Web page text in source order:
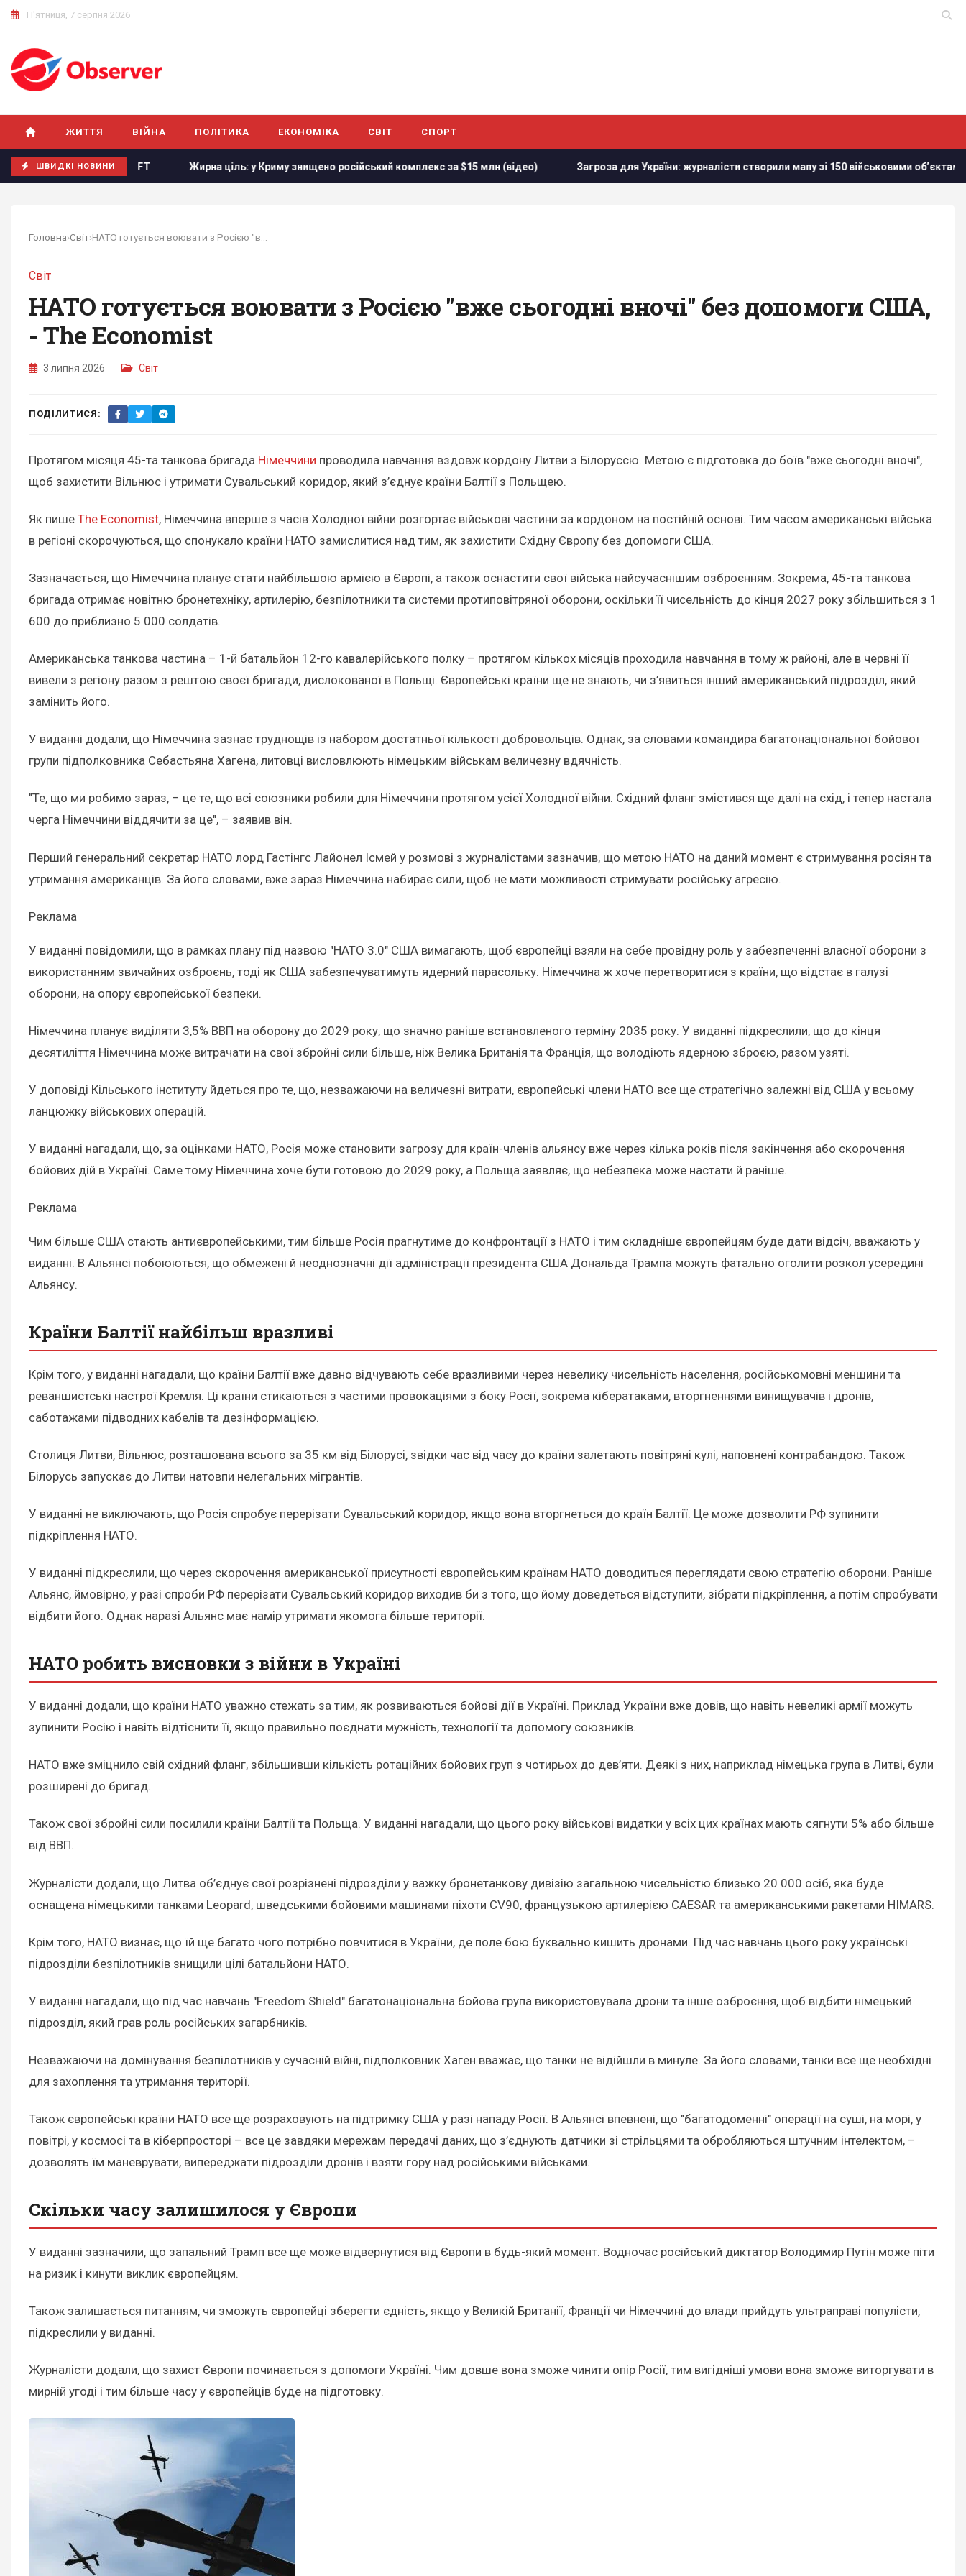
П'ятниця, 7 серпня 2026
ЖИТТЯ ВІЙНА ПОЛІТИКА ЕКОНОМІКА СВІТ СПОРТ
ШВИДКІ НОВИНИ
членів, - FT Жирна ціль: у Криму знищено російський комплекс за $15 млн (відео) Загроза для України: журналісти створили мапу зі 150 військовими обʼєктам в Білорусі
Головна›Світ›
Світ
НАТО готується воювати з Росією "вже сьогодні вночі" без допомоги США,
- The Economist
3 липня 2026 Світ
ПОДІЛИТИСЯ:
Протягом місяця 45-та танкова бригада Німеччини проводила навчання вздовж кордону Литви з Білоруссю. Метою є підготовка до боїв "вже сьогодні вночі",
щоб захистити Вільнюс і утримати Сувальський коридор, який з’єднує країни Балтії з Польщею.
Як пише The Economist, Німеччина вперше з часів Холодної війни розгортає військові частини за кордоном на постійній основі. Тим часом американські війська
в регіоні скорочуються, що спонукало країни НАТО замислитися над тим, як захистити Східну Європу без допомоги США.
Зазначається, що Німеччина планує стати найбільшою армією в Європі, а також оснастити свої війська найсучаснішим озброєнням. Зокрема, 45-та танкова
бригада отримає новітню бронетехніку, артилерію, безпілотники та системи протиповітряної оборони, оскільки її чисельність до кінця 2027 року збільшиться з 1
600 до приблизно 5 000 солдатів.
Американська танкова частина – 1-й батальйон 12-го кавалерійського полку – протягом кількох місяців проходила навчання в тому ж районі, але в червні її
вивели з регіону разом з рештою своєї бригади, дислокованої в Польщі. Європейські країни ще не знають, чи з’явиться інший американський підрозділ, який
замінить його.
У виданні додали, що Німеччина зазнає труднощів із набором достатньої кількості добровольців. Однак, за словами командира багатонаціональної бойової
групи підполковника Себастьяна Хагена, литовці висловлюють німецьким військам величезну вдячність.
"Те, що ми робимо зараз, – це те, що всі союзники робили для Німеччини протягом усієї Холодної війни. Східний фланг змістився ще далі на схід, і тепер настала
черга Німеччини віддячити за це", – заявив він.
Перший генеральний секретар НАТО лорд Гастінгс Лайонел Ісмей у розмові з журналістами зазначив, що метою НАТО на даний момент є стримування росіян та
утримання американців. За його словами, вже зараз Німеччина набирає сили, щоб не мати можливості стримувати російську агресію.
Реклама
У виданні повідомили, що в рамках плану під назвою "НАТО 3.0" США вимагають, щоб європейці взяли на себе провідну роль у забезпеченні власної оборони з
використанням звичайних озброєнь, тоді як США забезпечуватимуть ядерний парасольку. Німеччина ж хоче перетворитися з країни, що відстає в галузі
оборони, на опору європейської безпеки.
Німеччина планує виділяти 3,5% ВВП на оборону до 2029 року, що значно раніше встановленого терміну 2035 року. У виданні підкреслили, що до кінця
десятиліття Німеччина може витрачати на свої збройні сили більше, ніж Велика Британія та Франція, що володіють ядерною зброєю, разом узяті.
У доповіді Кільського інституту йдеться про те, що, незважаючи на величезні витрати, європейські члени НАТО все ще стратегічно залежні від США у всьому
ланцюжку військових операцій.
У виданні нагадали, що, за оцінками НАТО, Росія може становити загрозу для країн-членів альянсу вже через кілька років після закінчення або скорочення
бойових дій в Україні. Саме тому Німеччина хоче бути готовою до 2029 року, а Польща заявляє, що небезпека може настати й раніше.
Реклама
Чим більше США стають антиєвропейськими, тим більше Росія прагнутиме до конфронтації з НАТО і тим складніше європейцям буде дати відсіч, вважають у
виданні. В Альянсі побоюються, що обмежені й неоднозначні дії адміністрації президента США Дональда Трампа можуть фатально оголити розкол усередині
Альянсу.
Країни Балтії найбільш вразливі
Крім того, у виданні нагадали, що країни Балтії вже давно відчувають себе вразливими через невелику чисельність населення, російськомовні меншини та
реваншистські настрої Кремля. Ці країни стикаються з частими провокаціями з боку Росії, зокрема кібератаками, вторгненнями винищувачів і дронів,
саботажами підводних кабелів та дезінформацією.
Столиця Литви, Вільнюс, розташована всього за 35 км від Білорусі, звідки час від часу до країни залетають повітряні кулі, наповнені контрабандою. Також
Білорусь запускає до Литви натовпи нелегальних мігрантів.
У виданні не виключають, що Росія спробує перерізати Сувальський коридор, якщо вона вторгнеться до країн Балтії. Це може дозволити РФ зупинити
підкріплення НАТО.
У виданні підкреслили, що через скорочення американської присутності європейським країнам НАТО доводиться переглядати свою стратегію оборони. Раніше
Альянс, ймовірно, у разі спроби РФ перерізати Сувальський коридор виходив би з того, що йому доведеться відступити, зібрати підкріплення, а потім спробувати
відбити його. Однак наразі Альянс має намір утримати якомога більше території.
НАТО робить висновки з війни в Україні
У виданні додали, що країни НАТО уважно стежать за тим, як розвиваються бойові дії в Україні. Приклад України вже довів, що навіть невеликі армії можуть
зупинити Росію і навіть відтіснити її, якщо правильно поєднати мужність, технології та допомогу союзників.
НАТО вже зміцнило свій східний фланг, збільшивши кількість ротаційних бойових груп з чотирьох до дев’яти. Деякі з них, наприклад німецька група в Литві, були
розширені до бригад.
Також свої збройні сили посилили країни Балтії та Польща. У виданні нагадали, що цього року військові видатки у всіх цих країнах мають сягнути 5% або більше
від ВВП.
Журналісти додали, що Литва об’єднує свої розрізнені підрозділи у важку бронетанкову дивізію загальною чисельністю близько 20 000 осіб, яка буде
оснащена німецькими танками Leopard, шведськими бойовими машинами піхоти CV90, французькою артилерією CAESAR та американськими ракетами HIMARS.
Крім того, НАТО визнає, що їй ще багато чого потрібно повчитися в України, де поле бою буквально кишить дронами. Під час навчань цього року українські
підрозділи безпілотників знищили цілі батальйони НАТО.
У виданні нагадали, що під час навчань "Freedom Shield" багатонаціональна бойова група використовувала дрони та інше озброєння, щоб відбити німецький
підрозділ, який грав роль російських загарбників.
Незважаючи на домінування безпілотників у сучасній війні, підполковник Хаген вважає, що танки не відійшли в минуле. За його словами, танки все ще необхідні
для захоплення та утримання території.
Також європейські країни НАТО все ще розраховують на підтримку США у разі нападу Росії. В Альянсі впевнені, що "багатодоменні" операції на суші, на морі, у
повітрі, у космосі та в кіберпросторі – все це завдяки мережам передачі даних, що з’єднують датчики зі стрільцями та обробляються штучним інтелектом, –
дозволять їм маневрувати, випереджати підрозділи дронів і взяти гору над російськими військами.
Скільки часу залишилося у Європи
У виданні зазначили, що запальний Трамп все ще може відвернутися від Європи в будь-який момент. Водночас російський диктатор Володимир Путін може піти
на ризик і кинути виклик європейцям.
Також залишається питанням, чи зможуть європейці зберегти єдність, якщо у Великій Британії, Франції чи Німеччині до влади прийдуть ультраправі популісти,
підкреслили у виданні.
Журналісти додали, що захист Європи починається з допомоги Україні. Чим довше вона зможе чинити опір Росії, тим вигідніші умови вона зможе виторгувати в
мирній угоді і тим більше часу у європейців буде на підготовку.